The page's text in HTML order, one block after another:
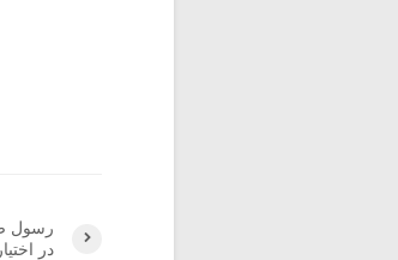
رسول
در